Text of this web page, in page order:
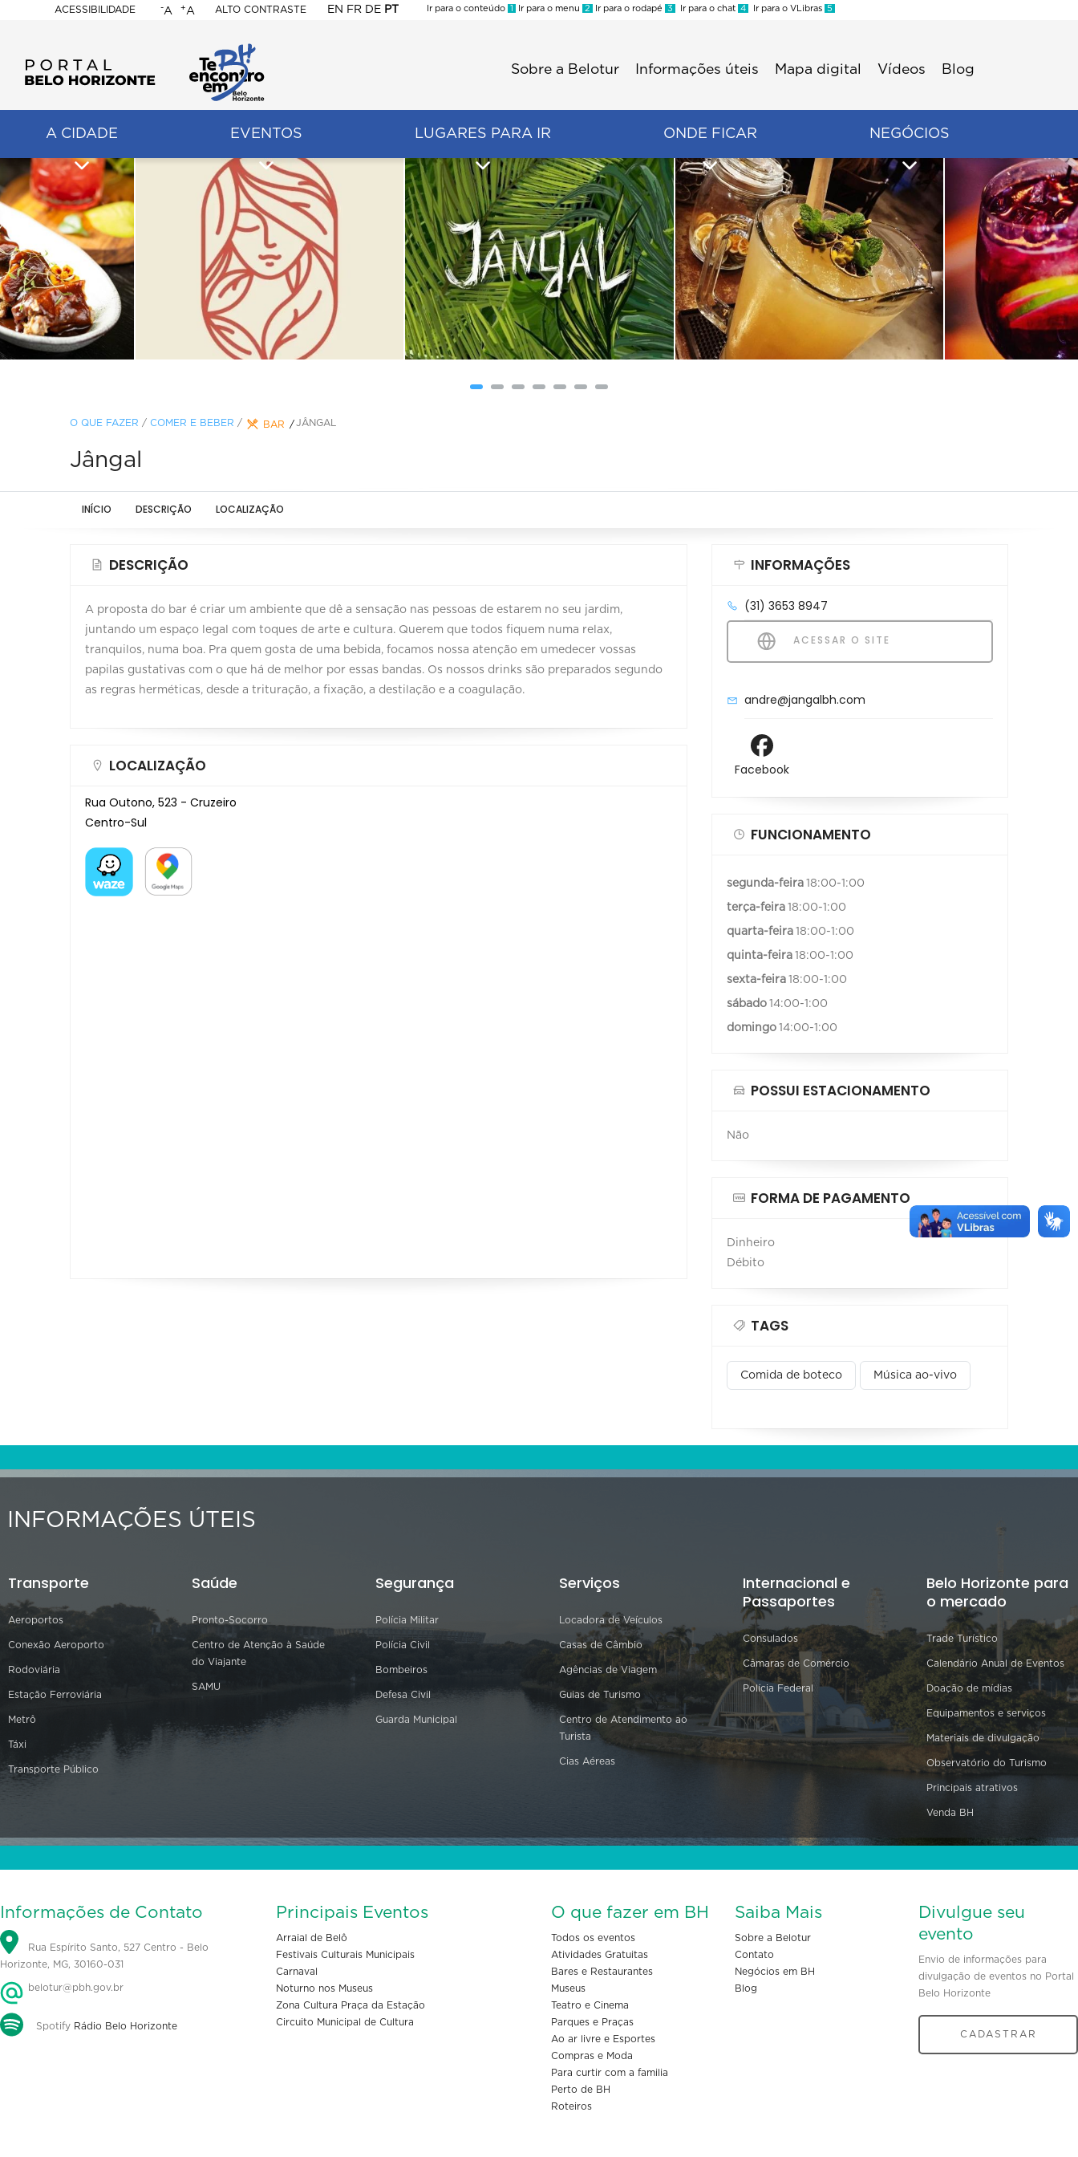
ACESSIBILIDADE
BELO
HORIZONTE
-A +A ALTO CONTRASTE EN FR DE PT
Ir para o conteúdo 1 Ir para o menu 2 Ir para o rodapé 3 Ir para o chat 4 Ir para o VLibras 5
Sobre a Belotur Informações úteis Mapa digital Vídeos Blog
A CIDADE EVENTOS LUGARES PARA IR ONDE FICAR NEGÓCIOS
O QUE FAZER / COMER E BEBER / BAR JÂNGAL
Jângal
INÍCIO DESCRIÇÃO LOCALIZAÇÃO
DESCRIÇÃO
A proposta do bar é criar um ambiente que dê a sensação nas pessoas de estarem no seu jardim,
juntando um espaço legal com toques de arte e cultura. Querem que todos fiquem numa relax,
tranquilos, numa boa. Pra quem gosta de uma bebida, focamos nossa atenção em umedecer vossas
papilas gustativas com o que há de melhor por essas bandas. Os nossos drinks são preparados segundo
as regras herméticas, desde a trituração, a fixação, a destilação e a coagulação.
LOCALIZAÇÃO
Rua Outono, 523 - Cruzeiro
Centro-Sul
INFORMAÇÕES
(31) 3653 8947
ACESSAR O SITE
andre@jangalbh.com
Facebook
FUNCIONAMENTO
segunda-feira 18:00-1:00
terça-feira 18:00-1:00
quarta-feira 18:00-1:00
quinta-feira 18:00-1:00
sexta-feira 18:00-1:00
sábado 14:00-1:00
domingo 14:00-1:00
POSSUI ESTACIONAMENTO
Não
FORMA DE PAGAMENTO
Dinheiro
Débito
TAGS
Comida de boteco Música ao-vivo
INFORMAÇÕES ÚTEIS
Transporte
Aeroportos
Conexão Aeroporto
Rodoviária
Estação Ferroviária
Metrô
Táxi
Transporte Público
Saúde
Pronto-Socorro
Centro de Atenção à Saúde
do Viajante
SAMU
Segurança
Polícia Militar
Polícia Civil
Bombeiros
Defesa Civil
Guarda Municipal
Serviços
Locadora de Veículos
Casas de Câmbio
Agências de Viagem
Guias de Turismo
Centro de Atendimento ao
Turista
Cias Aéreas
Internacional e
Passaportes
Consulados
Câmaras de Comércio
Polícia Federal
Belo Horizonte para
o mercado
Trade Turístico
Calendário Anual de Eventos
Doação de mídias
Equipamentos e serviços
Materiais de divulgação
Observatório do Turismo
Principais atrativos
Venda BH
Informações de Contato
Rua Espírito Santo, 527 Centro - Belo
Horizonte, MG, 30160-031
belotur@pbh.gov.br
Spotify Rádio Belo Horizonte
Principais Eventos
Arraial de Belô
Festivais Culturais Municipais
Carnaval
Noturno nos Museus
Zona Cultura Praça da Estação
Circuito Municipal de Cultura
O que fazer em BH
Todos os eventos
Atividades Gratuitas
Bares e Restaurantes
Museus
Teatro e Cinema
Parques e Praças
Ao ar livre e Esportes
Compras e Moda
Para curtir com a familia
Perto de BH
Roteiros
Saiba Mais
Sobre a Belotur
Contato
Negócios em BH
Blog
Divulgue seu
evento
Envio de informações para
divulgação de eventos no Portal
Belo Horizonte
CADASTRAR